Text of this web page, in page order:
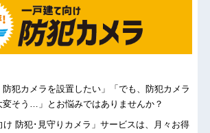
防犯カメラを設置したい」「でも、防犯カメラ
変そう…」とお悩みではありませんか？
け 防犯･見守りカメラ」サービスは、月々お得